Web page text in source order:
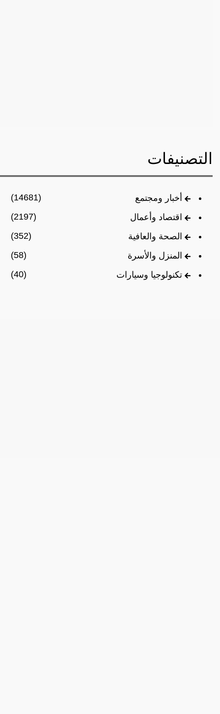
التصنيفات
أخبار ومجتمع
(14681)
اقتصاد وأعمال
(2197)
الصحة والعافية
(352)
المنزل والأسرة
(58)
تكنولوجيا وسيارات
(40)